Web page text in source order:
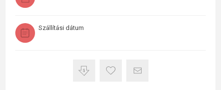
Szállítási dátum